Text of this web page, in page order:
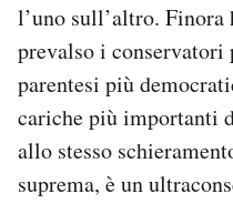
l’uno sull’altro. Finora
prevalso i
parentesi più
cariche più importanti
allo stesso
suprema, è un